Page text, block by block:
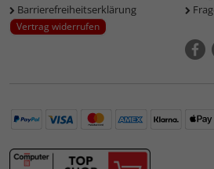
Barrierefreiheitserklärung
Vertrag widerrufen